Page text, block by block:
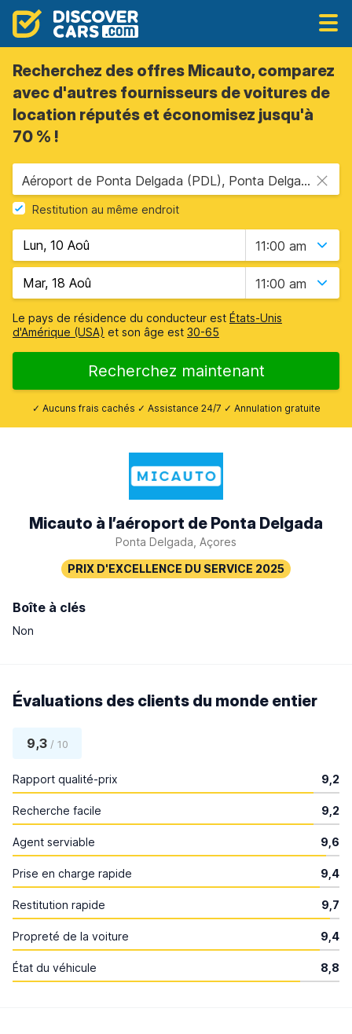
Recherchez des offres Micauto, comparez
avec d'autres fournisseurs de voitures de
location réputés et économisez jusqu'à
70 % !
Aéroport de Ponta Delgada (PDL), Ponta Delgada, Portugal - îles des Açores
Restitution au même endroit
11:00 am
11:00 am
Le pays de résidence du conducteur est États-Unis
d'Amérique (USA) et son âge est 30-65
Recherchez maintenant
✓ Aucuns frais cachés ✓ Assistance 24/7 ✓ Annulation gratuite
Micauto à l’aéroport de Ponta Delgada
Ponta Delgada, Açores
Boîte à clés
Non
Évaluations des clients du monde entier
9,3/ 10
Rapport qualité-prix 9,2
Recherche facile 9,2
Agent serviable 9,6
Prise en charge rapide 9,4
Restitution rapide 9,7
Propreté de la voiture 9,4
État du véhicule 8,8